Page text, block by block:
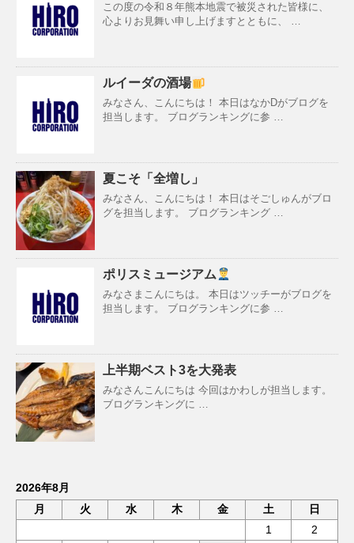
この度の令和８年熊本地震で被災された皆様に、
心よりお見舞い申し上げますとともに、 …
ルイーダの酒場
みなさん、こんにちは！ 本日はなかDがブログを
担当します。 ブログランキングに参 …
夏こそ「全増し」
みなさん、こんにちは！ 本日はそごしゅんがブロ
グを担当します。 ブログランキング …
ポリスミュージアム
みなさまこんにちは。 本日はツッチーがブログを
担当します。 ブログランキングに参 …
上半期ベスト3を大発表
みなさんこんにちは 今回はかわしが担当します。
ブログランキングに …
2026年8月
月
火 水 木 金 土
日
1
2